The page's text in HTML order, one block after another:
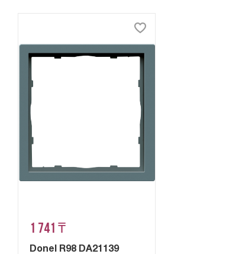
1 741 ₸
Donel R98 DA21139